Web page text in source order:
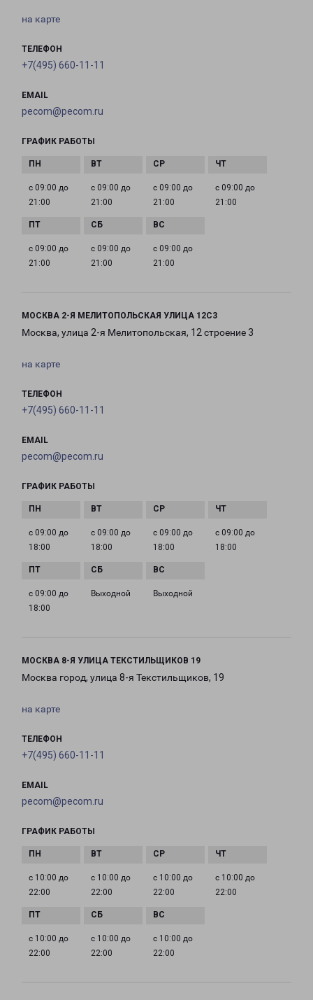
на карте
ТЕЛЕФОН
+7(495) 660-11-11
EMAIL
pecom@pecom.ru
ГРАФИК РАБОТЫ
с 09:00 до
21:00
с 09:00 до
21:00
с 09:00 до
21:00
с 09:00 до
21:00
с 09:00 до
21:00
с 09:00 до
21:00
с 09:00 до
21:00
МОСКВА 2-Я МЕЛИТОПОЛЬСКАЯ УЛИЦА 12С3
Москва, улица 2-я Мелитопольская, 12 строение 3
на карте
ТЕЛЕФОН
+7(495) 660-11-11
EMAIL
pecom@pecom.ru
ГРАФИК РАБОТЫ
с 09:00 до
18:00
с 09:00 до
18:00
с 09:00 до
18:00
с 09:00 до
18:00
с 09:00 до
18:00
Выходной Выходной
МОСКВА 8-Я УЛИЦА ТЕКСТИЛЬЩИКОВ 19
Москва город, улица 8-я Текстильщиков, 19
на карте
ТЕЛЕФОН
+7(495) 660-11-11
EMAIL
pecom@pecom.ru
ГРАФИК РАБОТЫ
с 10:00 до
22:00
с 10:00 до
22:00
с 10:00 до
22:00
с 10:00 до
22:00
с 10:00 до
22:00
с 10:00 до
22:00
с 10:00 до
22:00